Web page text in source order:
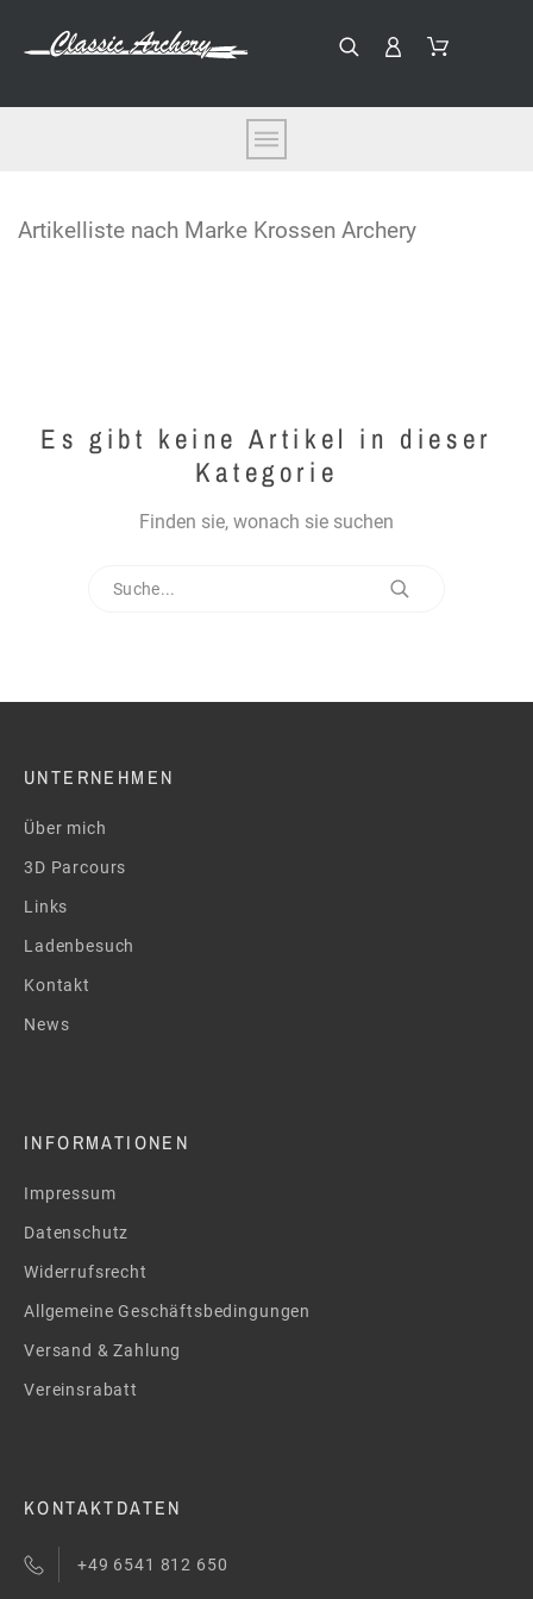
Artikelliste nach Marke Krossen Archery
Es gibt keine Artikel in dieser
Kategorie
Finden sie, wonach sie suchen
UNTERNEHMEN
Über mich
3D Parcours
Links
Ladenbesuch
Kontakt
News
INFORMATIONEN
Impressum
Datenschutz
Widerrufsrecht
Allgemeine Geschäftsbedingungen
Versand & Zahlung
Vereinsrabatt
KONTAKTDATEN
+49 6541 812 650